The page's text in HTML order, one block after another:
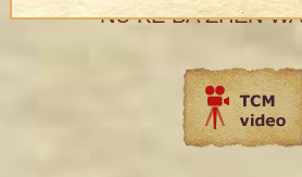
NU KE BA ZHEN